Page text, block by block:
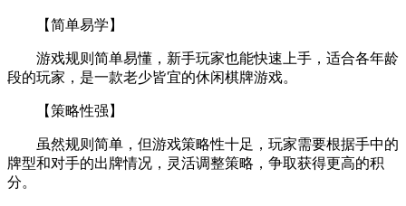
【简单易学】
游戏规则简单易懂，新手玩家也能快速上手，适合各年龄
段的玩家，是一款老少皆宜的休闲棋牌游戏。
【策略性强】
虽然规则简单，但游戏策略性十足，玩家需要根据手中的
牌型和对手的出牌情况，灵活调整策略，争取获得更高的积
分。